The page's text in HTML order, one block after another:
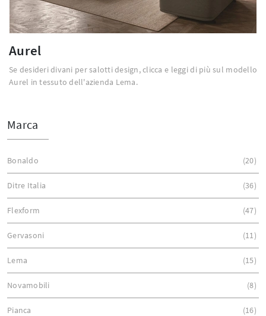
Aurel
Se desideri divani per salotti design, clicca e leggi di più sul modello
Aurel in tessuto dell'azienda Lema.
Marca
Bonaldo 20
Ditre Italia 36
Flexform 47
Gervasoni 11
Lema 15
Novamobili 8
Pianca 16